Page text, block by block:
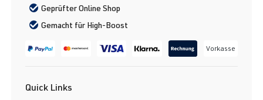
Geprüfter Online Shop
Gemacht für High-Boost
Vorkasse
Quick Links